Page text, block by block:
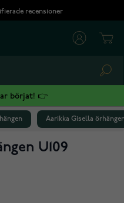
recensioner
börjat! 👉
Aarikka Gisella örhängen
U109